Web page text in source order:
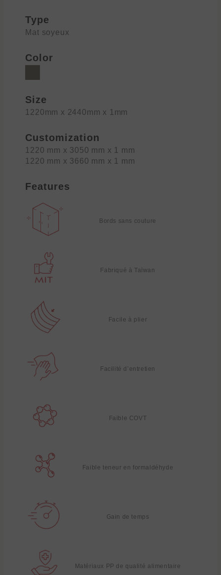
Type
Mat soyeux
Color
Size
1220mm x 2440mm x 1mm
Customization
1220 mm x 3050 mm x 1 mm
1220 mm x 3660 mm x 1 mm
Features
Bords sans couture
Fabriqué à Taïwan
Facile à plier
Facilité d’entretien
Faible COVT
Faible teneur en formaldéhyde
Gain de temps
Matériaux PP de qualité alimentaire